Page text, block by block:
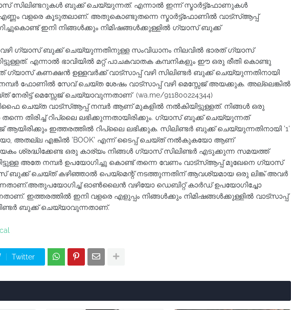
സിലിണ്ടറുകള്‍ ബുക്ക് ചെയ്യുന്നത്. എന്നാല്‍ ഇന്ന് സ്മാര്‍ട്ട്‌ഫോണുകള്‍
വളരെ കൂടുതലാണ്. അതുകൊണ്ടുതന്നെ സ്മാര്‍ട്ട്‌ഫോണില്‍ വാട്‌സ്ആപ്പ്
ഇനി നിങ്ങള്‍ക്കും നിമിഷങ്ങള്‍ക്കുള്ളില്‍ ഗ്യാസ് ബുക്ക്
വഴി ഗ്യാസ് ബുക്ക് ചെയ്യുന്നതിനുള്ള സംവിധാനം നിലവില്‍ ഭാരത് ഗ്യാസ്
എന്നാല്‍ ഭാവിയില്‍ മറ്റ് പാചകവാതക കമ്പനികളും ഈ ഒരു രീതി കൊണ്ടു
ഗ്യാസ് കണക്ഷന്‍ ഉള്ളവര്‍ക്ക് വാട്‌സാപ്പ് വഴി സിലിണ്ടര്‍ ബുക്ക് ചെയ്യുന്നതിനായി
നമ്പര്‍ ഫോണില്‍ സേവ് ചെയ്ത ശേഷം വാട്‌സാപ്പ് വഴി മെസ്സേജ് അയക്കുക. അല്ലെങ്കില്‍
നേരിട്ട് മെസ്സേജ് ചെയ്യാവുന്നതാണ് (wa.me/911800224344)
ചെയ്ത വാട്‌സ്ആപ്പ് നമ്പര്‍ ആണ് മുകളില്‍ നല്‍കിയിട്ടുള്ളത്. നിങ്ങള്‍ ഒരു
തിരിച്ച് റിപ്ലൈ ലഭിക്കുന്നതായിരിക്കും. ഗ്യാസ് ബുക്ക് ചെയ്യുന്നത്
ആയിരിക്കും ഇത്തരത്തില്‍ റിപ്ലൈ ലഭിക്കുക. സിലിണ്ടര്‍ ബുക്ക് ചെയ്യുന്നതിനായി '1'
അതല്ല എങ്കില്‍ 'BOOK' എന്ന് ടൈപ്പ് ചെയ്ത് നല്‍കുകയോ ആണ്
ശ്രദ്ധിക്കേണ്ട ഒരു കാര്യം നിങ്ങള്‍ ഗ്യാസ് സിലിണ്ടര്‍ എടുക്കുന്ന സമയത്ത്
അതേ നമ്പര്‍ ഉപയോഗിച്ചു കൊണ്ട് തന്നെ വേണം വാട്‌സ്ആപ്പ് മുഖേനെ ഗ്യാസ്
ബുക്ക് ചെയ്ത് കഴിഞ്ഞാല്‍ പെയ്‌മെന്റ് നടത്തുന്നതിന് ആവശ്യമായ ഒരു ലിങ്ക് അവര്‍
ഓണ്‍ലൈന്‍ വഴിയോ ഡെബിറ്റ് കാര്‍ഡ് ഉപയോഗിച്ചോ
ഇത്തരത്തില്‍ ഇനി വളരെ എളുപ്പം നിങ്ങള്‍ക്കും നിമിഷങ്ങള്‍ക്കുള്ളില്‍ വാട്‌സാപ്പ്
ബുക്ക് ചെയ്യാവുന്നതാണ്.
Twitter